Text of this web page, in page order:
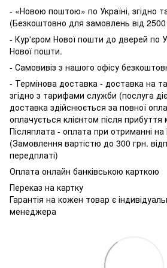
- «Новою поштою» по Україні, згідно
(Безкоштовно для замовлень від 2500
- Кур'єром Нової пошти до дверей по
Нової пошти.
- Самовивіз з нашого офісу
- Термінова доставка - доставка на
згідно з тарифами служби (послуга
доставка здійснюється за повної
оплачується клієнтом після
Післяплата - оплата при отриманні на
(Замовлення вартістю до 300 грн.
передплаті)
Оплата онлайн банківською карткою
Переказ на картку
Гарантія на кожен товар є
менеджера